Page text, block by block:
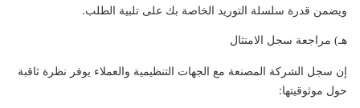
ويضمن قدرة سلسلة التوريد الخاصة بك على تلبية الطلب.
هـ) مراجعة سجل الامتثال
إن سجل الشركة المصنعة مع الجهات التنظيمية والعملاء يوفر نظرة ثاقبة
حول موثوقيتها: